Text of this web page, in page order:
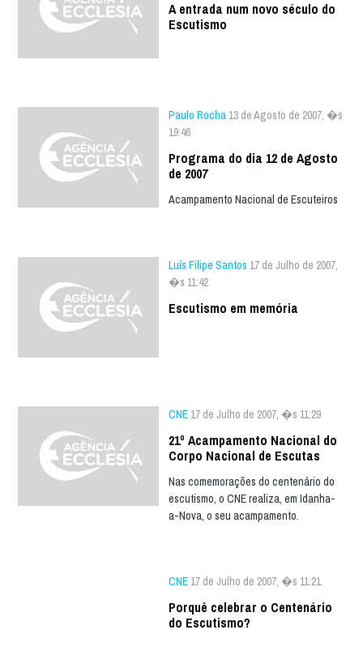
A entrada num novo século do
Escutismo
Paulo Rocha 13 de Agosto de 2007, �s
19:46
Programa do dia 12 de Agosto
de 2007
Acampamento Nacional de Escuteiros
Luís Filipe Santos 17 de Julho de 2007,
�s 11:42
Escutismo em memória
CNE 17 de Julho de 2007, �s 11:29
21º Acampamento Nacional do
Corpo Nacional de Escutas
Nas comemorações do centenário do
escutismo, o CNE realiza, em Idanha-
a-Nova, o seu acampamento.
CNE 17 de Julho de 2007, �s 11:21
Porquê celebrar o Centenário
do Escutismo?